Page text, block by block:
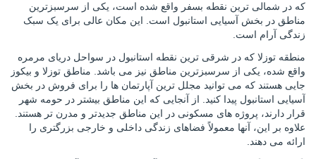
که در شمالی ترین نقطه بسفر واقع شده است، یکی از سرسبزترین
مناطق در بخش آسیایی استانبول است. این مکان عالی برای یک سبک
زندگی آرام است.
منطقه توزلا که در شرقی ترین نقطه استانبول در سواحل دریای مرمره
واقع شده، یکی از سرسبزترین مناطق نیز می باشد. مناطق توزلا و بیکوز
جایی هستند که می توانید مجلل ترین آپارتمان ها را برای فروش در بخش
آسیایی استانبول پیدا کنید. از آنجایی که این مناطق بیشتر در حومه شهر
قرار دارند، پروژه های مسکونی در این مناطق جدیدتر و مدرن تر هستند.
علاوه بر این، آنها معمولاً فضاهای زندگی داخلی و خارجی بزرگتری را
ارائه می دهند.